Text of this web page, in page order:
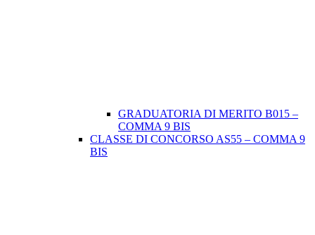
GRADUATORIA DI MERITO B015 –
COMMA 9 BIS
CLASSE DI CONCORSO AS55 – COMMA 9
BIS